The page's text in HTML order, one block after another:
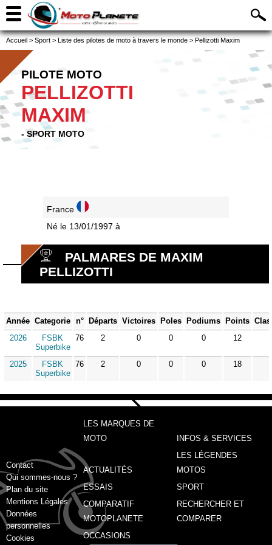
Accueil > Sport > Liste des pilotes de moto à travers le monde > Pellizotti Maxim
PILOTE MOTO
PELLIZOTTI
MAXIM
- SPORT MOTO
France
Né le 13/01/1997 à
PALMARES DE MAXIM
PELLIZOTTI
Année Categorie n° Départs Victoires Poles Podiums Points
2026
FSBK
Superbike
76 2 0 0 0 12
2025
FSBK
Superbike
76 2 0 0 0 18
Contact
Qui sommes-nous ?
Plan du site
Mentions Légales
Données
personnelles
Cookies
LES MARQUES DE
MOTO
INFOS & SERVICES
ACTUALITÉS
LES LÉGENDES
MOTOS
ESSAIS
SPORT
COMPARATIF
MOTOPLANETE
RECHERCHER ET
COMPARER
OCCASIONS